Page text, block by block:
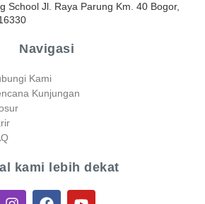
School Jl. Raya Parung Km. 40 Bogor,
Navigasi
Kami
Kunjungan
kami lebih dekat